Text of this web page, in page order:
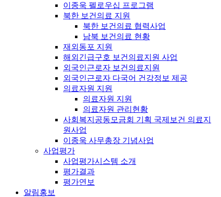
이종욱 펠로우십 프로그램
북한 보건의료 지원
북한 보건의료 협력사업
남북 보건의료 현황
재외동포 지원
해외긴급구호 보건의료지원 사업
외국인근로자 보건의료지원
외국인근로자 다국어 건강정보 제공
의료자원 지원
의료자원 지원
의료자원 관리현황
사회복지공동모금회 기획 국제보건 의료지
원사업
이종욱 사무총장 기념사업
사업평가
사업평가시스템 소개
평가결과
평가연보
알림홍보